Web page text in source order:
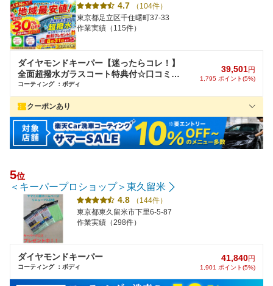
4.7
（104件）
東京都足立区千住曙町37-33
作業実績（115件）
ダイヤモンドキーパー【迷ったらコレ！】
全面超撥水ガラスコート特典付☆口コミで
さらにボイント贈呈☆
コーティング ：ボディ
39,501円
1,795 ポイント(5%)
クーポンあり
★各種ダイヤコーティングで超撥水ガラスコーティング無料★口コ
ミ投稿でポイント＆BOXティッシュ進呈♪
5位
＜キーパープロショップ＞東久留米
4.8
（144件）
東京都東久留米市下里6-5-87
作業実績（298件）
ダイヤモンドキーパー
コーティング ：ボディ
41,840円
1,901 ポイント(5%)